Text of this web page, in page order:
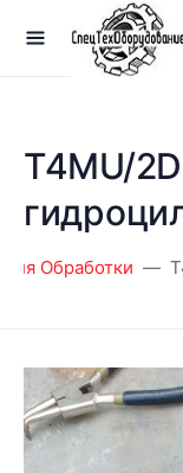
T4MU/
Для Обработки